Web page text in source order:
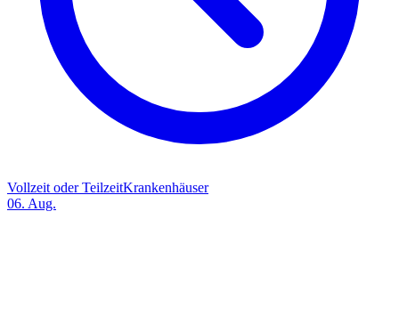
Vollzeit oder TeilzeitKrankenhäuser
06. Aug.